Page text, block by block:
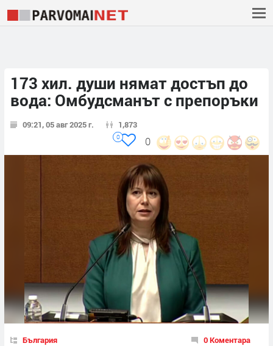
173 хил. души нямат достъп до
вода: Омбудсманът с препоръки
09:21, 05 авг 2025 г. 1,873
0
0
България 0 Коментара